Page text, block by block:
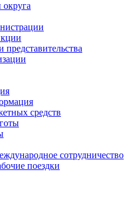
средств
сотрудничество
поездки